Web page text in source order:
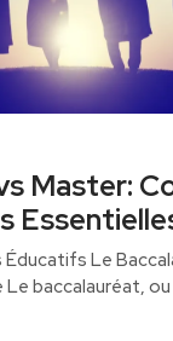
Master:
Le
baccalauréat,